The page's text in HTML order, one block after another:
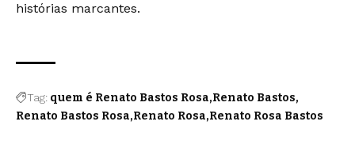
histórias marcantes.
Tag: quem é Renato Bastos Rosa Renato Bastos
Renato Bastos Rosa Renato Rosa Renato Rosa Bastos